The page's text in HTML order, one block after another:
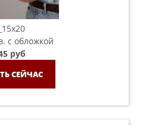
с обложкой
руб
СЕЙЧАС